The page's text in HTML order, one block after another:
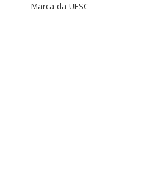
Marca da UFSC